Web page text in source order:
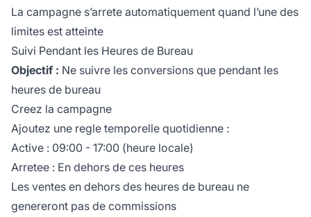
La campagne s’arrete automatiquement quand l’une des
limites est atteinte
Suivi Pendant les Heures de Bureau
Objectif : Ne suivre les conversions que pendant les
heures de bureau
Creez la campagne
Ajoutez une regle temporelle quotidienne :
Active : 09:00 - 17:00 (heure locale)
Arretee : En dehors de ces heures
Les ventes en dehors des heures de bureau ne
genereront pas de commissions